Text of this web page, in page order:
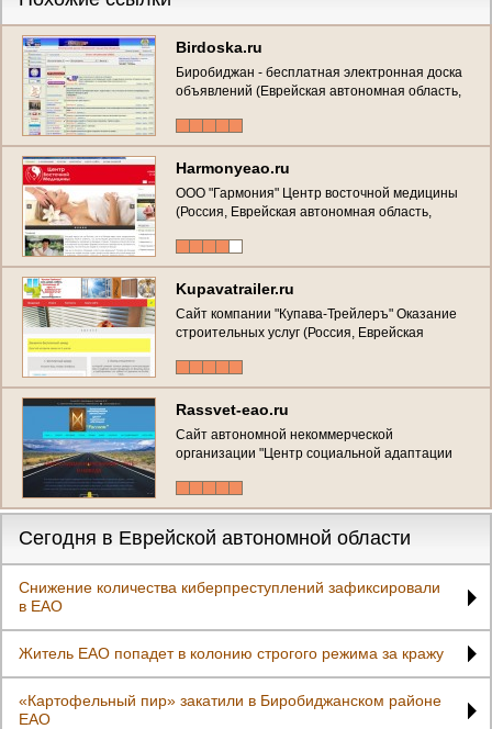
Birdoska.ru
Биробиджан - бесплатная электронная доска
объявлений (Еврейская автономная область,
Harmonyeao.ru
ООО "Гармония" Центр восточной медицины
(Россия, Еврейская автономная область,
Kupavatrailer.ru
Сайт компании "Купава-Трейлеръ" Оказание
строительных услуг (Россия, Еврейская
Rassvet-eao.ru
Сайт автономной некоммерческой
организации "Центр социальной адаптации
формами зависимости. (Россия, Еврейская
автономная область, Биробиджан)
Сегодня в Еврейской автономной области
Снижение количества киберпреступлений зафиксировали
в ЕАО
Житель ЕАО попадет в колонию строгого режима за кражу
«Картофельный пир» закатили в Биробиджанском районе
ЕАО